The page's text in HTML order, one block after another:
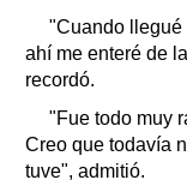
"Cuando llegué
ahí me enteré de
recordó.
"Fue todo muy
Creo que todavía
tuve", admitió.